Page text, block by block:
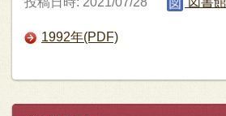
1992年(PDF)